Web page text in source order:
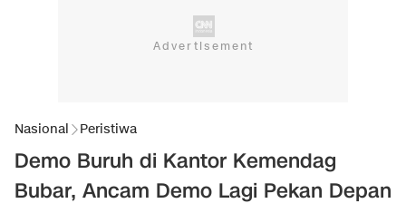
Nasional Peristiwa
Demo Buruh di Kantor Kemendag
Bubar, Ancam Demo Lagi Pekan Depan